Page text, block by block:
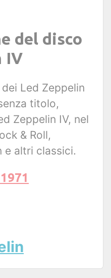
del disco
IV
Led Zeppelin
titolo,
Zeppelin IV, nel
& Roll,
e altri classici.